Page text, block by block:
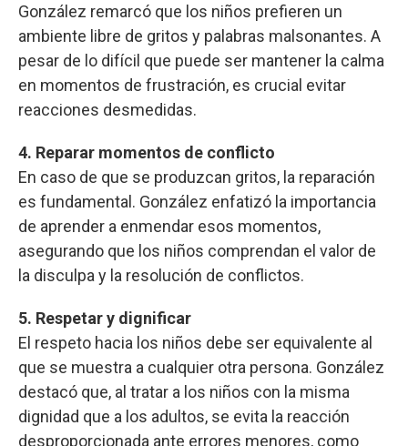
González remarcó que los niños prefieren un
ambiente libre de gritos y palabras malsonantes. A
pesar de lo difícil que puede ser mantener la calma
en momentos de frustración, es crucial evitar
reacciones desmedidas.
4. Reparar momentos de conflicto
En caso de que se produzcan gritos, la reparación
es fundamental. González enfatizó la importancia
de aprender a enmendar esos momentos,
asegurando que los niños comprendan el valor de
la disculpa y la resolución de conflictos.
5. Respetar y dignificar
El respeto hacia los niños debe ser equivalente al
que se muestra a cualquier otra persona. González
destacó que, al tratar a los niños con la misma
dignidad que a los adultos, se evita la reacción
desproporcionada ante errores menores, como